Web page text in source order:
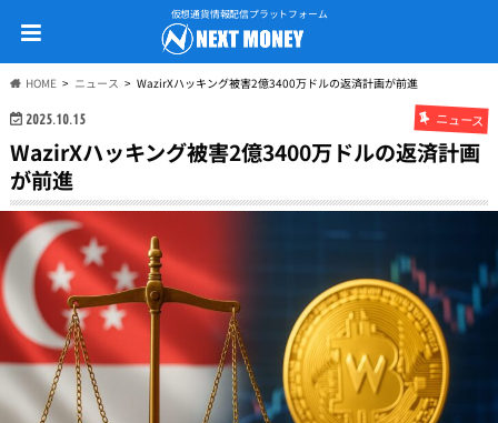
仮想通貨情報配信プラットフォーム
HOME ニュース WazirXハッキング被害2億3400万ドルの返済計画が前進
2025.10.15 ニュース
WazirXハッキング被害2億3400万ドルの返済計画
が前進